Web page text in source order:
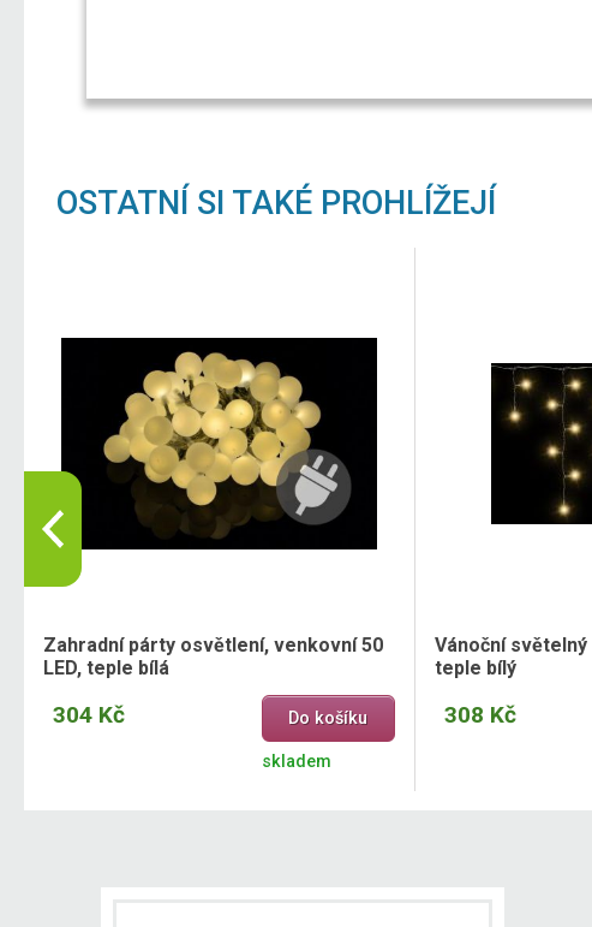
OSTATNÍ SI TAKÉ PROHLÍŽEJÍ
Zahradní párty osvětlení, venkovní 50
LED, teple bílá
304 Kč Do košíku
skladem
Vánoční světelný
teple bílý
308 Kč